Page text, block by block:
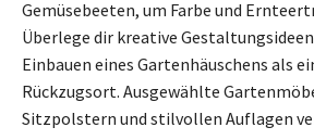
Gemüsebeeten, um Farbe und
Überlege dir kreative
Einbauen eines Gartenhäuschens als
Rückzugsort. Ausgewählte
Sitzpolstern und stilvollen Auflagen